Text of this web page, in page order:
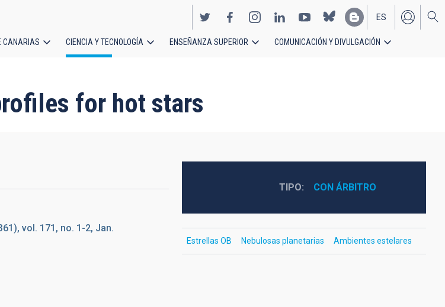
EN
ES
CANARIAS CIENCIA Y TECNOLOGÍA ENSEÑANZA SUPERIOR COMUNICACIÓN Y DIVULGACIÓN
for hot stars
vol. 171, no. 1-2, Jan.
TIPO CON ÁRBITRO
Estrellas OB Nebulosas planetarias Ambientes estelares